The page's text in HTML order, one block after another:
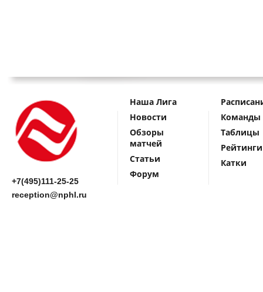
+7(495)111-25-25
reception@nphl.ru
Наша Лига
Новости
Обзоры
матчей
Статьи
Форум
Команды
Таблицы
Рейтинги
Катки